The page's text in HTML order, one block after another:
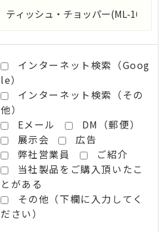
インターネット検索（Goog
le）
インターネット検索（その
他）
Eメール
DM（郵便）
展示会
広告
弊社営業員
ご紹介
当社製品をご購入頂いたこ
とがある
その他（下欄に入力してく
ださい）